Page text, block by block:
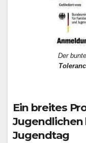
Der
Ein breites
Jugendlichen
Jugendtag